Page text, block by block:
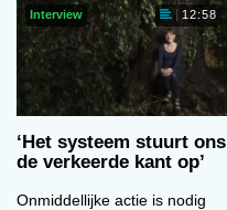
Interview 12:58
‘Het systeem stuurt ons
de verkeerde kant op’
Onmiddellijke actie is nodig